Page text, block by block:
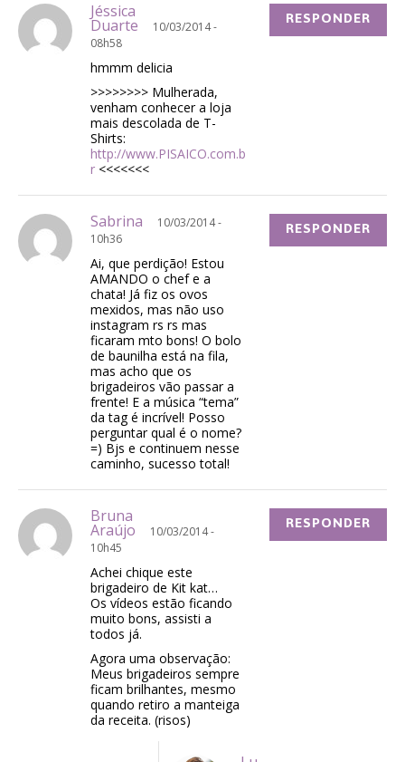
Jéssica
Duarte
10/03/2014 -
08h58
hmmm delicia
>>>>>>>> Mulherada,
venham conhecer a loja
mais descolada de T-
Shirts:
http://www.PISAICO.com.b
r <<<<<<<
RESPONDER
Sabrina
10/03/2014 -
10h36
Ai, que perdição! Estou
AMANDO o chef e a
chata! Já fiz os ovos
mexidos, mas não uso
instagram rs rs mas
ficaram mto bons! O bolo
de baunilha está na fila,
mas acho que os
brigadeiros vão passar a
frente! E a música “tema”
da tag é incrível! Posso
perguntar qual é o nome?
=) Bjs e continuem nesse
caminho, sucesso total!
RESPONDER
Bruna
Araújo
10/03/2014 -
10h45
Achei chique este
brigadeiro de Kit kat…
Os vídeos estão ficando
muito bons, assisti a
todos já.
Agora uma observação:
Meus brigadeiros sempre
ficam brilhantes, mesmo
quando retiro a manteiga
da receita. (risos)
RESPONDER